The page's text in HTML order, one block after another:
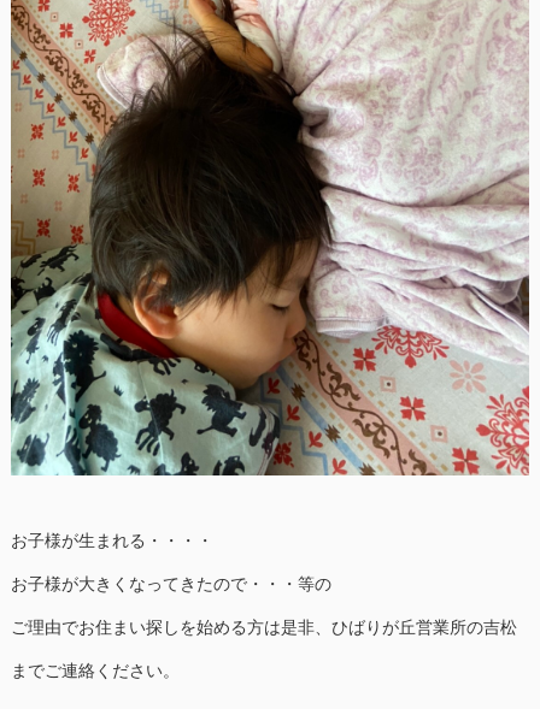
お子様が生まれる・・・・
お子様が大きくなってきたので・・・等の
ご理由でお住まい探しを始める方は是非、ひばりが丘営業所の吉松
までご連絡ください。